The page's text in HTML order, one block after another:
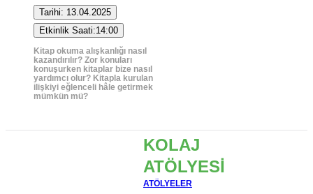
Tarihi: 13.04.2025
Etkinlik Saati:14:00
Kitap okuma alışkanlığı nasıl
kazandırılır? Zor konuları
konuşurken kitaplar bize nasıl
yardımcı olur? Kitapla kurulan
ilişkiyi eğlenceli hâle getirmek
mümkün mü?
KOLAJ
ATÖLYESİ
ATÖLYELER